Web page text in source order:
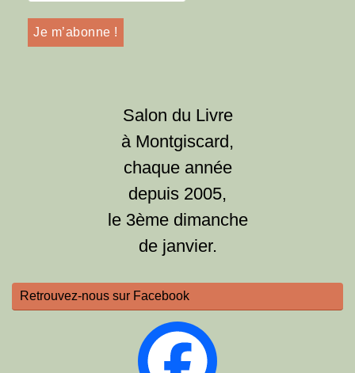
Salon du Livre
à Montgiscard,
chaque année
depuis 2005,
le 3ème dimanche
de janvier.
Retrouvez-nous sur Facebook